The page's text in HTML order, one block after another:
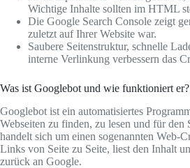
Wichtige Inhalte sollten im HTML
Die Google Search Console zeigt
zuletzt auf Ihrer Website war.
Saubere Seitenstruktur, schnelle
interne Verlinkung verbessern das
Was ist Googlebot und wie funktioniert er?
Googlebot ist ein automatisiertes
Webseiten zu finden, zu lesen und für den
handelt sich um einen sogenannten Web-
Links von Seite zu Seite, liest den Inhalt
zurück an Google.